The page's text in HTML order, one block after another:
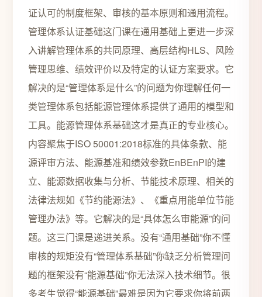
证认可的制度框架、审核的基本原则和通用流程。
管理体系认证基础这门课在通用基础上更进一步深
入讲解管理体系的共同原理、高层结构HLS、风险
管理思维、绩效评价以及特定的认证方案要求。它
解决的是“管理体系是什么”的问题为你理解任何一
类管理体系包括能源管理体系提供了通用的模型和
工具。能源管理体系基础这才是真正的专业核心。
内容聚焦于ISO 50001:2018标准的具体条款、能
源评审方法、能源基准和绩效参数EnBEnPI的建
立、能源数据收集与分析、节能技术原理、相关的
法律法规如《节约能源法》、《重点用能单位节能
管理办法》等。它解决的是“具体怎么审能源”的问
题。这三门课是递进关系。没有“通用基础”你不懂
审核的规矩没有“管理体系基础”你缺乏分析管理问
题的框架没有“能源基础”你无法深入技术细节。很
多考生觉得“能源基础”最难是因为它要求你将前两